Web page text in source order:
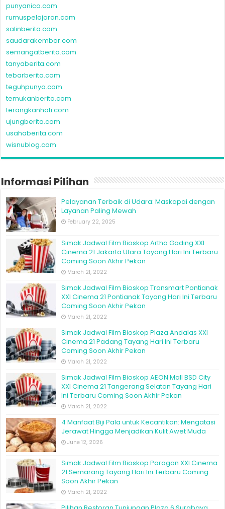
punyanico.com
rumuspelajaran.com
salinberita.com
saudarakembar.com
semangatberita.com
tanyaberita.com
tebarberita.com
teguhpunya.com
temukanberita.com
terangkanhati.com
ujungberita.com
usahaberita.com
wisnublog.com
Informasi Pilihan
Pelayanan Terbaik di Udara: Maskapai dengan
Layanan Paling Mewah
February 22, 2025
Simak Jadwal Film Bioskop Artha Gading XXI
Cinema 21 Jakarta Utara Tayang Hari Ini Terbaru
Coming Soon Akhir Pekan
March 21, 2022
Simak Jadwal Film Bioskop Transmart Pontianak
XXI Cinema 21 Pontianak Tayang Hari Ini Terbaru
Coming Soon Akhir Pekan
March 21, 2022
Simak Jadwal Film Bioskop Plaza Andalas XXI
Cinema 21 Padang Tayang Hari Ini Terbaru
Coming Soon Akhir Pekan
March 21, 2022
Simak Jadwal Film Bioskop AEON Mall BSD City
XXI Cinema 21 Tangerang Selatan Tayang Hari
Ini Terbaru Coming Soon Akhir Pekan
March 21, 2022
4 Manfaat Biji Pala untuk Kecantikan: Mengatasi
Jerawat Hingga Menjadikan Kulit Awet Muda
June 12, 2026
Simak Jadwal Film Bioskop Paragon XXI Cinema
21 Semarang Tayang Hari Ini Terbaru Coming
Soon Akhir Pekan
March 21, 2022